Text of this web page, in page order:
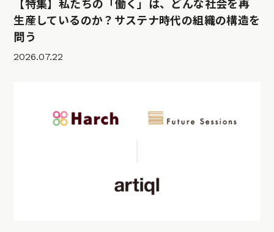
【特集】私たちの「働く」は、どんな社会を再
生産しているのか？サステナ時代の組織の構造を
問う
2026.07.22